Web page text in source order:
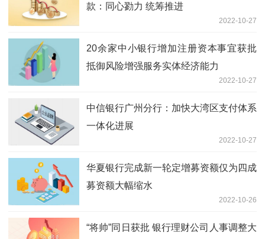
款：同心勠力 统筹推进
2022-10-27
20余家中小银行增加注册资本事宜获批
抵御风险增强服务实体经济能力
2022-10-27
中信银行广州分行：加快大湾区支付体系
一体化进展
2022-10-27
华夏银行完成新一轮定增募资额仅为四成
募资额大幅缩水
2022-10-26
“将帅”同日获批 银行理财公司人事调整大